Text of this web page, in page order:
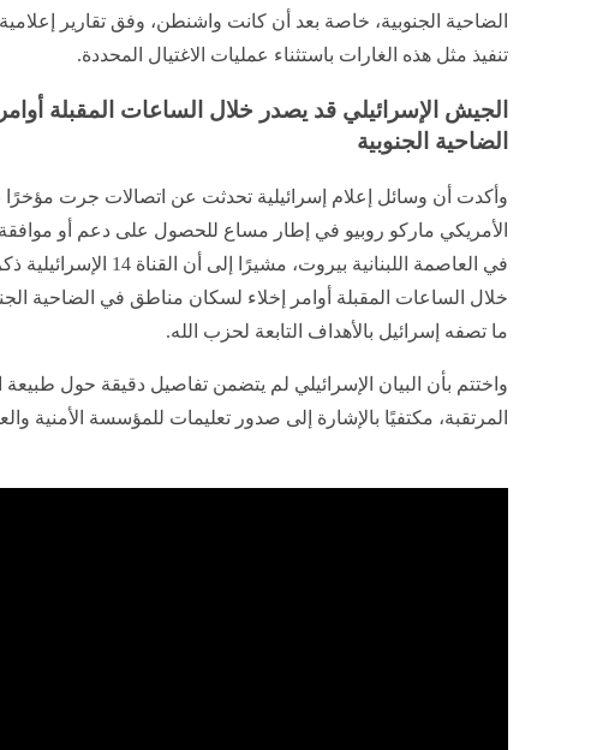
الضاحية الجنوبية، خاصة بعد أن كانت واشنطن، وفق تقارير
تنفيذ مثل هذه الغارات باستثناء عمليات الاغتيال المحددة.
الجيش الإسرائيلي قد يصدر خلال الساعات المقبلة
الضاحية الجنوبية
وأكدت أن وسائل إعلام إسرائيلية تحدثت عن اتصالات جرت مؤخرًا
الأمريكي ماركو روبيو في إطار مساع للحصول على دعم أو
في العاصمة اللبنانية
خلال الساعات المقبلة أوامر إخلاء لسكان مناطق في الضاحية
ما تصفه إسرائيل بالأهداف التابعة لحزب الله.
واختتم بأن البيان الإسرائيلي لم يتضمن تفاصيل دقيقة حول
المرتقبة، مكتفيًا بالإشارة إلى صدور تعليمات للمؤسسة الأمنية